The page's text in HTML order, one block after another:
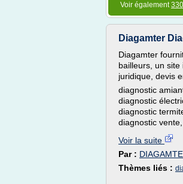
Voir également
Diagamter
Diagamter
bailleurs, un
juridique, devis
diagnostic
diagnostic
diagnostic
diagnostic vente,
Voir la suite
Par :
Thèmes liés :